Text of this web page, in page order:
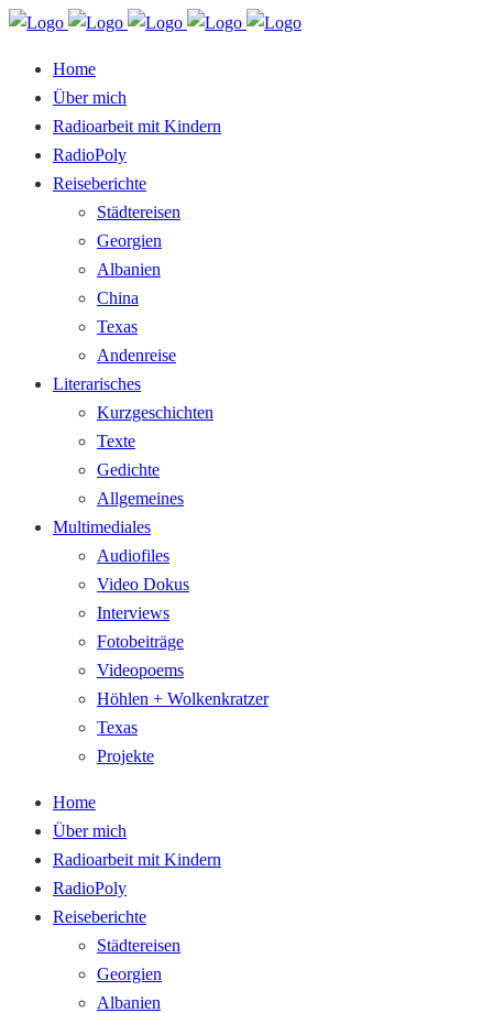
Home
Über mich
Radioarbeit mit Kindern
RadioPoly
Reiseberichte
Städtereisen
Georgien
Albanien
China
Texas
Andenreise
Literarisches
Kurzgeschichten
Texte
Gedichte
Allgemeines
Multimediales
Audiofiles
Video Dokus
Interviews
Fotobeiträge
Videopoems
Höhlen + Wolkenkratzer
Texas
Projekte
Home
Über mich
Radioarbeit mit Kindern
RadioPoly
Reiseberichte
Städtereisen
Georgien
Albanien